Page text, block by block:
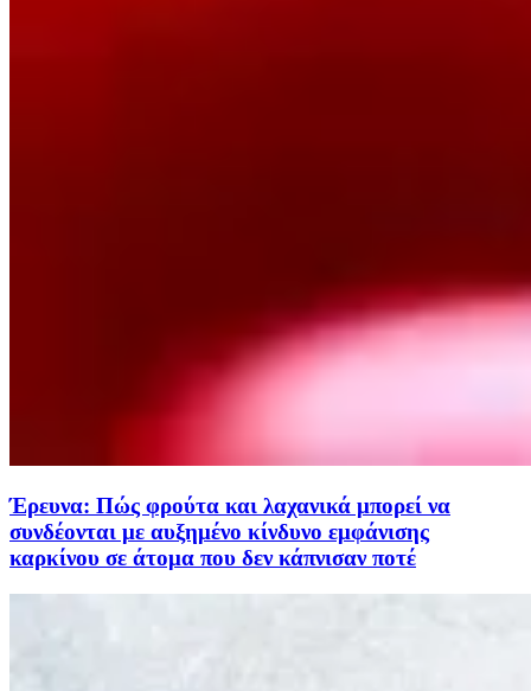
Έρευνα: Πώς φρούτα και λαχανικά μπορεί να
συνδέονται με αυξημένο κίνδυνο εμφάνισης
καρκίνου σε άτομα που δεν κάπνισαν ποτέ